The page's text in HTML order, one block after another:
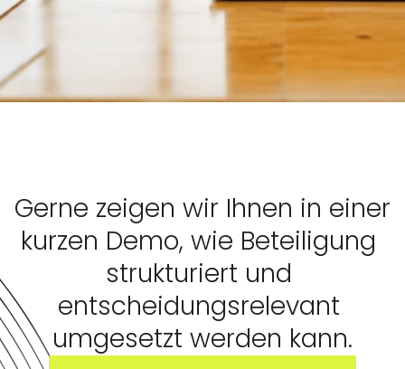
Gerne zeigen wir Ihnen in einer
kurzen Demo, wie Beteiligung
strukturiert und
entscheidungsrelevant
umgesetzt werden kann.